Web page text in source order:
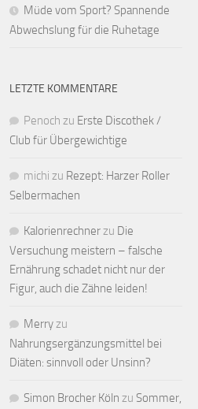
Müde vom Sport? Spannende
Abwechslung für die Ruhetage
LETZTE KOMMENTARE
Penoch zu Erste Discothek /
Club für Übergewichtige
michi zu Rezept: Harzer Roller
Selbermachen
Kalorienrechnerzu Die
Versuchung meistern – falsche
Ernährung schadet nicht nur der
Figur, auch die Zähne leiden!
Merryzu
Nahrungsergänzungsmittel bei
Diäten: sinnvoll oder Unsinn?
Simon Brocher Köln zu Sommer,